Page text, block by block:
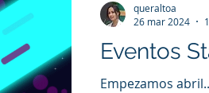
Eventos
Empezamos
queraltoa
26 mar 2024